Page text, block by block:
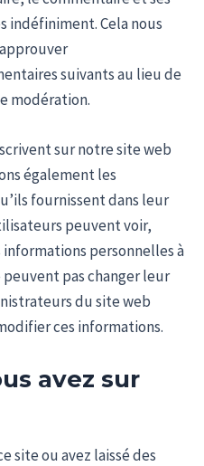
indéfiniment. Cela nous
suivants au lieu de
modération.
sur notre site web
également les
fournissent dans leur
peuvent voir,
personnelles à
pas changer leur
du site web
ces informations.
avez sur
site ou avez laissé des